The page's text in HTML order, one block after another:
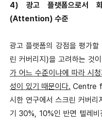
4) 광고 플랫폼으로서
(Attention) 수준
광고 플랫폼의 강점을 평가
린 커버리지)을 고려하는 것
가 어느 수준이냐에 따라 시
성이 있기 때문이다. Centre
시한 연구에서 스크린 커버
기 30%, 10%인 반면 텔레